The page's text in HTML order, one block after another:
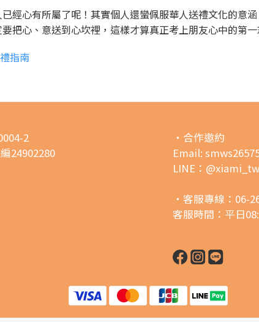
經心有所屬了呢！其實個人還蠻佩服華人送禮文化的意
把心、意送到心坎裡，這樣才算真正考上朋友心中的第一
指南
2
24902280
・合作邀約
Email:
LINE：@xiami_tw
・客服專線：06-
客服時間：平日